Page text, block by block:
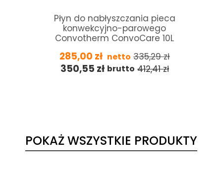
Płyn do nabłyszczania pieca
konwekcyjno-parowego
Convotherm ConvoCare 10L
285,00 zł netto 335,29zł
350,55 zł brutto 412,41zł
POKAŻ WSZYSTKIE PRODUKTY